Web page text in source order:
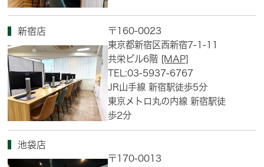
新宿店
〒160-0023
東京都新宿区西新宿7-1-11
共栄ビル6階 [MAP]
TEL:03-5937-6767
JR山手線 新宿駅徒歩5分
東京メトロ丸の内線 新宿駅徒
歩2分
池袋店
〒170-0013